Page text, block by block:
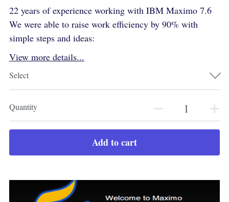
22 years of experience working with IBM Maximo 7.6
We were able to raise work efficiency by 90% with
simple steps and ideas:
View more details...
Select
Quantity
Add to cart